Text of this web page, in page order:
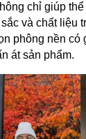
chỉ giúp
và chất liệu
phông nền có
át sản phẩm.